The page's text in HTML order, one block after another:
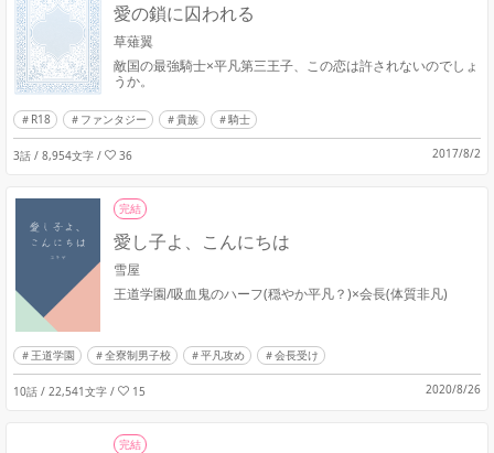
愛の鎖に囚われる
草薙翼
敵国の最強騎士×平凡第三王子、この恋は許されないのでしょ
うか。
R18 ファンタジー 貴族 騎士
3話 / 8,954文字 / 36 2017/8/2
完結
愛し子よ、こんにちは
雪屋
王道学園/吸血鬼のハーフ(穏やか平凡？)×会長(体質非凡)
王道学園 全寮制男子校 平凡攻め 会長受け
10話 / 22,541文字 / 15 2020/8/26
完結